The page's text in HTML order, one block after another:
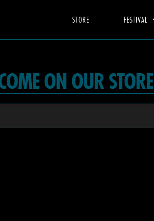
STORE FESTIVAL
ON OUR STORE